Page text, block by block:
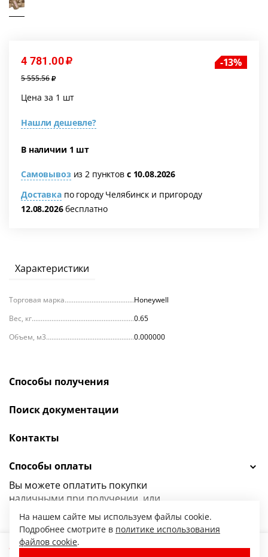
4 781.00
5 555.56
13
Нашли дешевле?
4 781.00 5 555.56 13
Цена за 1 шт
В наличии 1 шт
Самовывоз из 2 пунктов с 10.08.2026
Доставкапо городу Челябинск и пригороду
12.08.2026бесплатно
Характеристики
Торговая марка
Honeywell
Вес, кг
0.65
Объем, м3
0.000000
Способы получения
Поиск документации
Контакты
Способы оплаты
Вы можете оплатить покупки
наличными при получении, или
выбрать
другой способ оплаты.
На нашем сайте мы используем файлы cookie.
Подробнее смотрите в политике использования
файлов cookie.